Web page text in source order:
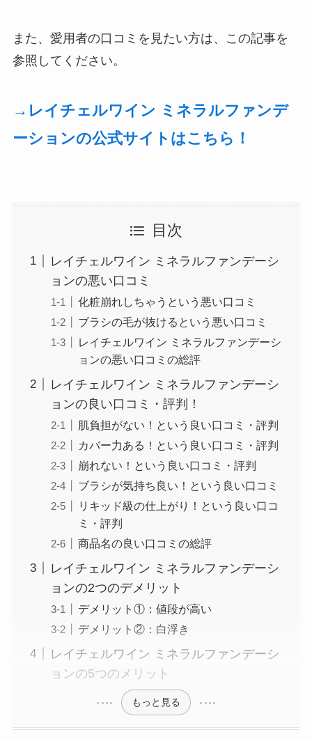
また、愛用者の口コミを見たい方は、この記事を
参照してください。
→レイチェルワイン ミネラルファンデ
ーションの公式サイトはこちら！
目次
レイチェルワイン ミネラルファンデーシ
ョンの悪い口コミ
化粧崩れしちゃうという悪い口コミ
ブラシの毛が抜けるという悪い口コミ
レイチェルワイン ミネラルファンデーシ
ョンの悪い口コミの総評
レイチェルワイン ミネラルファンデーシ
ョンの良い口コミ・評判！
肌負担がない！という良い口コミ・評判
カバー力ある！という良い口コミ・評判
崩れない！という良い口コミ・評判
ブラシが気持ち良い！という良い口コミ
リキッド級の仕上がり！という良い口コ
ミ・評判
商品名の良い口コミの総評
レイチェルワイン ミネラルファンデーシ
ョンの2つのデメリット
デメリット①：値段が高い
デメリット②：白浮き
レイチェルワイン ミネラルファンデーシ
ョンの5つのメリット
もっと見る